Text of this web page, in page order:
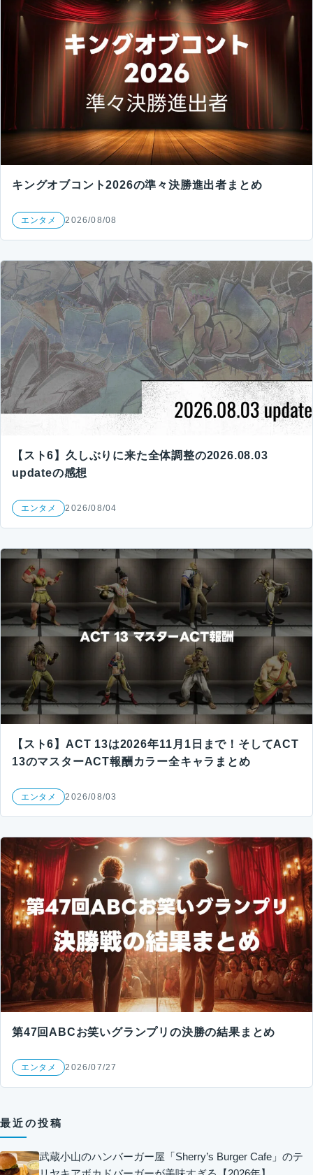
キングオブコント2026の準々決勝進出者まとめ
エンタメ 2026/08/08
【スト6】久しぶりに来た全体調整の2026.08.03
updateの感想
エンタメ 2026/08/04
【スト6】ACT 13は2026年11月1日まで！そしてACT
13のマスターACT報酬カラー全キャラまとめ
エンタメ 2026/08/03
第47回ABCお笑いグランプリの決勝の結果まとめ
エンタメ 2026/07/27
最近の投稿
武蔵小山のハンバーガー屋「Sherry’s Burger Cafe」のテ